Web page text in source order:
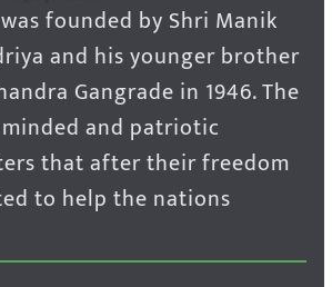
founded by Shri Manik
and his younger brother
Gangrade in 1946. The
and patriotic
that after their freedom
to help the nations